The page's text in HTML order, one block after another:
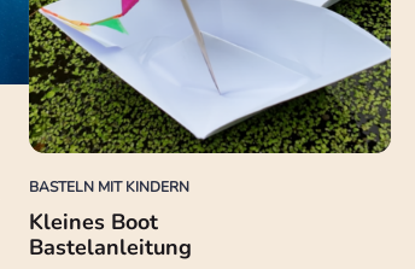
BASTELN MIT KINDERN
Kleines Boot
Bastelanleitung